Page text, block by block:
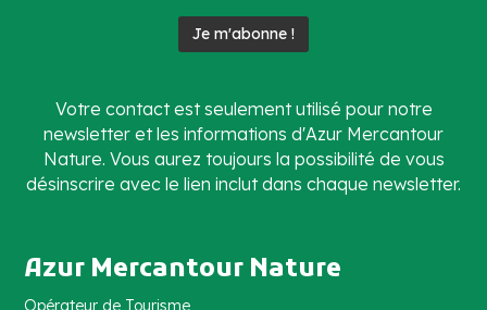
Votre contact est seulement utilisé pour notre
newsletter et les informations d'Azur Mercantour
Nature. Vous aurez toujours la possibilité de vous
désinscrire avec le lien inclut dans chaque newsletter.
Azur Mercantour Nature